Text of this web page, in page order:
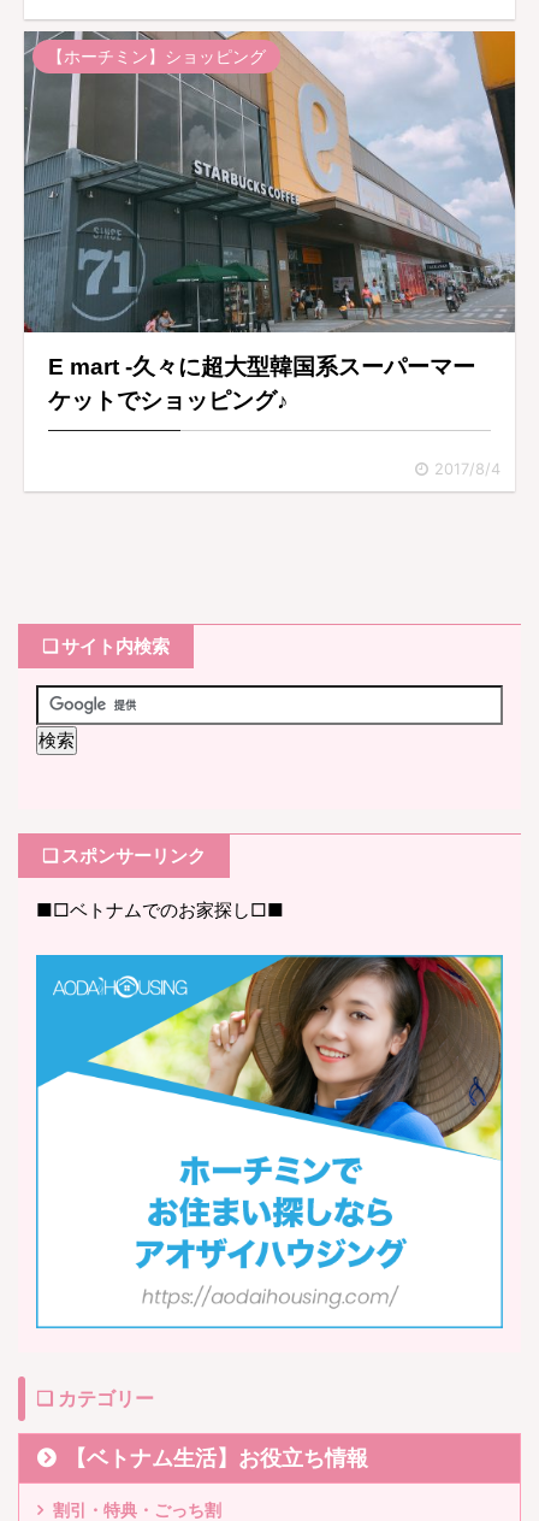
【ホーチミン】ショッピング
E mart -久々に超大型韓国系スーパーマー
ケットでショッピング♪
2017/8/4
❏ サイト内検索
❏ スポンサーリンク
■□ベトナムでのお家探し□■
❏ カテゴリー
【ベトナム生活】お役立ち情報
割引・特典・ごっち割